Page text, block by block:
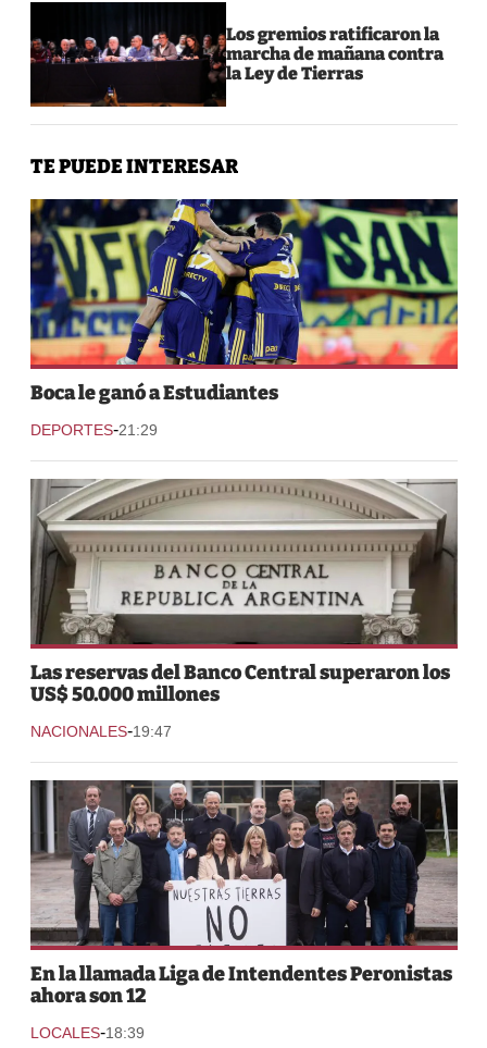
Los gremios ratificaron la
marcha de mañana contra
la Ley de Tierras
TE PUEDE INTERESAR
Boca le ganó a Estudiantes
DEPORTES-21:29
Las reservas del Banco Central superaron los
US$ 50.000 millones
NACIONALES-19:47
En la llamada Liga de Intendentes Peronistas
ahora son 12
LOCALES-18:39